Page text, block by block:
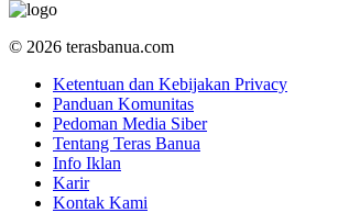
© 2026 terasbanua.com
Ketentuan dan Kebijakan Privacy
Panduan Komunitas
Pedoman Media Siber
Tentang Teras Banua
Info Iklan
Karir
Kontak Kami